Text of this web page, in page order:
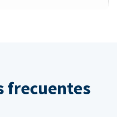
frecuentes